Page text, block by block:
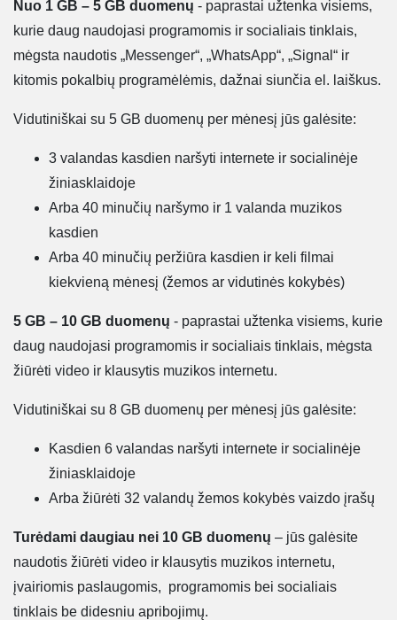
Nuo 1 GB – 5 GB duomenų - paprastai užtenka visiems,
kurie daug naudojasi programomis ir socialiais tinklais,
mėgsta naudotis „Messenger“, „WhatsApp“, „Signal“ ir
kitomis pokalbių programėlėmis, dažnai siunčia el. laiškus.
Vidutiniškai su 5 GB duomenų per mėnesį jūs galėsite:
3 valandas kasdien naršyti internete ir socialinėje
žiniasklaidoje
Arba 40 minučių naršymo ir 1 valanda muzikos
kasdien
Arba 40 minučių peržiūra kasdien ir keli filmai
kiekvieną mėnesį (žemos ar vidutinės kokybės)
5 GB – 10 GB duomenų - paprastai užtenka visiems, kurie
daug naudojasi programomis ir socialiais tinklais, mėgsta
žiūrėti video ir klausytis muzikos internetu.
Vidutiniškai su 8 GB duomenų per mėnesį jūs galėsite:
Kasdien 6 valandas naršyti internete ir socialinėje
žiniasklaidoje
Arba žiūrėti 32 valandų žemos kokybės vaizdo įrašų
Turėdami daugiau nei 10 GB duomenų – jūs galėsite
naudotis žiūrėti video ir klausytis muzikos internetu,
įvairiomis paslaugomis, programomis bei socialiais
tinklais be didesniu apribojimų.